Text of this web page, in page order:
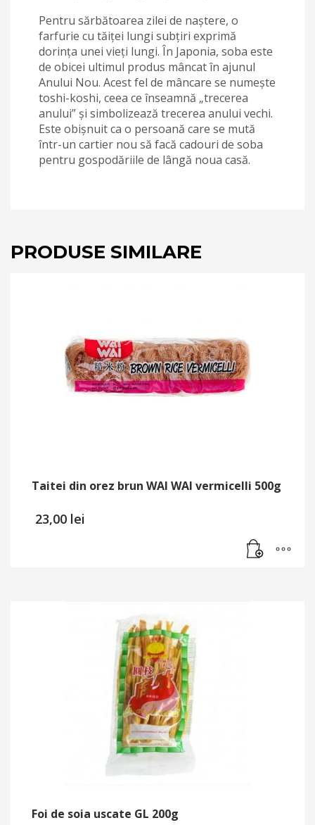
Pentru sărbătoarea zilei de naștere, o
farfurie cu tăiței lungi subțiri exprimă
dorința unei vieți lungi. În Japonia, soba este
de obicei ultimul produs mâncat în ajunul
Anului Nou. Acest fel de mâncare se numește
toshi-koshi, ceea ce înseamnă „trecerea
anului” și simbolizează trecerea anului vechi.
Este obișnuit ca o persoană care se mută
într-un cartier nou să facă cadouri de soba
pentru gospodăriile de lângă noua casă.
PRODUSE SIMILARE
Taitei din orez brun WAI WAI vermicelli 500g
23,00 lei
Foi de soia uscate GL 200g